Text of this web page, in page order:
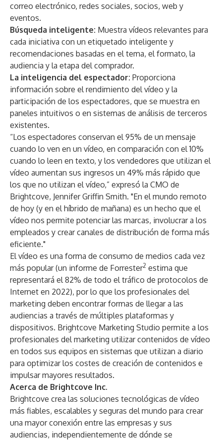
correo electrónico, redes sociales, socios, web y
eventos.
Búsqueda inteligente: Muestra vídeos relevantes para
cada iniciativa con un etiquetado inteligente y
recomendaciones basadas en el tema, el formato, la
audiencia y la etapa del comprador.
La inteligencia del espectador: Proporciona
información sobre el rendimiento del vídeo y la
participación de los espectadores, que se muestra en
paneles intuitivos o en sistemas de análisis de terceros
existentes.
“Los espectadores conservan el 95% de un mensaje
cuando lo ven en un vídeo, en comparación con el 10%
cuando lo leen en texto, y los vendedores que utilizan el
vídeo aumentan sus ingresos un 49% más rápido que
los que no utilizan el vídeo,” expresó la CMO de
Brightcove, Jennifer Griffin Smith. "En el mundo remoto
de hoy (y en el híbrido de mañana) es un hecho que el
vídeo nos permite potenciar las marcas, involucrar a los
empleados y crear canales de distribución de forma más
eficiente."
El vídeo es una forma de consumo de medios cada vez
más popular (un informe de Forrester2 estima que
representará el 82% de todo el tráfico de protocolos de
Internet en 2022), por lo que los profesionales del
marketing deben encontrar formas de llegar a las
audiencias a través de múltiples plataformas y
dispositivos. Brightcove Marketing Studio permite a los
profesionales del marketing utilizar contenidos de vídeo
en todos sus equipos en sistemas que utilizan a diario
para optimizar los costes de creación de contenidos e
impulsar mayores resultados.
Acerca de Brightcove Inc.
Brightcove crea las soluciones tecnológicas de vídeo
más fiables, escalables y seguras del mundo para crear
una mayor conexión entre las empresas y sus
audiencias, independientemente de dónde se